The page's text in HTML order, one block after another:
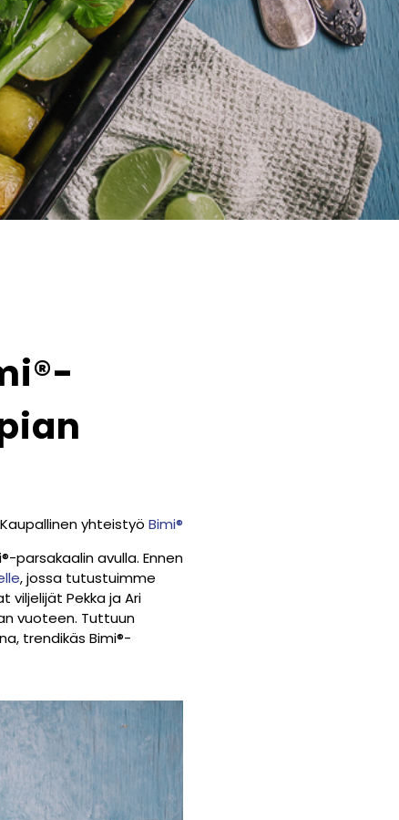
Kaupallinen yhteistyö Bimi®
®-parsakaalin avulla. Ennen
, jossa tutustuimme
viljelijät Pekka ja Ari
vuoteen. Tuttuun
trendikäs Bimi®-